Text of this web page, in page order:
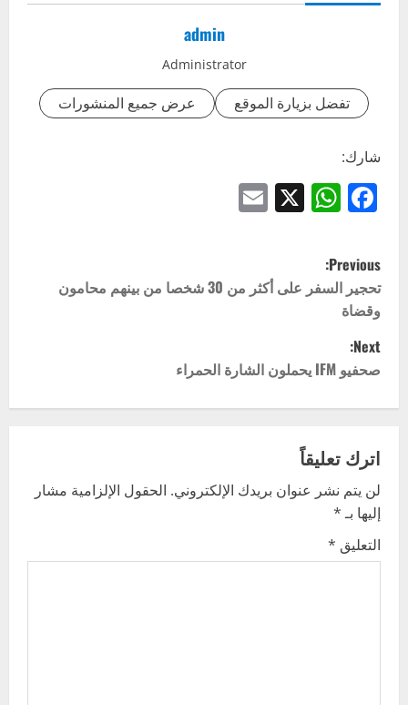
admin
Administrator
تفضل بزيارة الموقع عرض جميع المنشورات
شارك:
Facebook
WhatsApp
X
P
o
s
t
n
a
v
i
g
Previous:
تحجير السفر على أكثر من 30 شخصا من بينهم محامون
وقضاة
Next:
صحفيو IFM يحملون الشارة الحمراء
اترك تعليقاً
لن يتم نشر عنوان بريدك الإلكتروني. الحقول الإلزامية مشار
إليها بـ*
التعليق *